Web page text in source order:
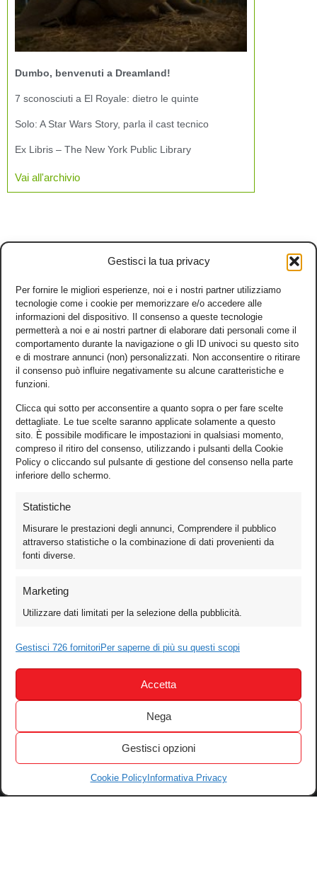
Gestisci la tua privacy
Per fornire le migliori esperienze, noi e i nostri partner utilizziamo
tecnologie come i cookie per memorizzare e/o accedere alle
informazioni del dispositivo. Il consenso a queste tecnologie
permetterà a noi e ai nostri partner di elaborare dati personali come il
comportamento durante la navigazione o gli ID univoci su questo sito
e di mostrare annunci (non) personalizzati. Non acconsentire o ritirare
il consenso può influire negativamente su alcune caratteristiche e
funzioni.
Clicca qui sotto per acconsentire a quanto sopra o per fare scelte
dettagliate. Le tue scelte saranno applicate solamente a questo
sito. È possibile modificare le impostazioni in qualsiasi momento,
compreso il ritiro del consenso, utilizzando i pulsanti della Cookie
Policy o cliccando sul pulsante di gestione del consenso nella parte
inferiore dello schermo.
Statistiche
Misurare le prestazioni degli annunci, Comprendere il pubblico
attraverso statistiche o la combinazione di dati provenienti da
fonti diverse.
Marketing
Utilizzare dati limitati per la selezione della pubblicità.
Gestisci 726 fornitori Per saperne di più su questi scopi
Accetta
Nega
Gestisci opzioni
Cookie PolicyInformativa Privacy
Dumbo, benvenuti a Dreamland!
7 sconosciuti a El Royale: dietro le quinte
Solo: A Star Wars Story, parla il cast tecnico
Ex Libris – The New York Public Library
Vai all'archivio
Games
Test
Audio
Festival & Concorsi
Iscriviti alla newsletter